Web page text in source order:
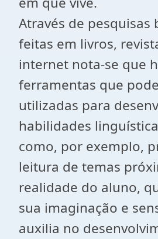
Através de pesquisas
feitas em livros,
internet nota-se que
ferramentas que
utilizadas para
habilidades
como, por exemplo,
leitura de temas
realidade do aluno,
sua imaginação e
auxilia no